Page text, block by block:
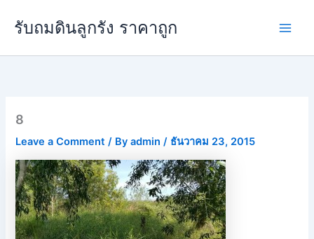
รับถมดินลูกรัง ราคาถูก
8
Leave a Comment / Byadmin/ ธันวาคม 23, 2015